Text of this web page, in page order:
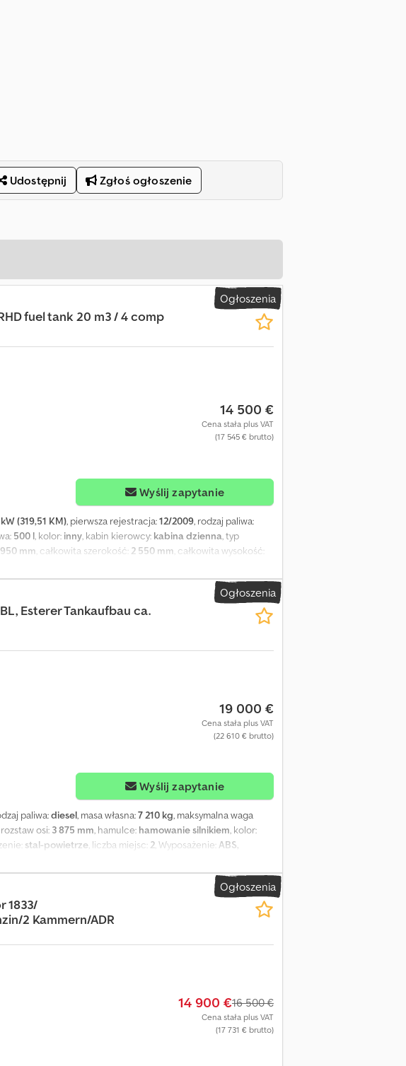
Udostępnij Zgłoś ogłoszenie
Ogłoszenia
fuel tank 20 m3 / 4 comp
14 500 €
Cena stała plus VAT
(17 545 € brutto)
Wyślij zapytanie
(319,51 KM), pierwsza rejestracja:12/2009, rodzaj paliwa:
500 l, kolor: inny, kabin kierowcy: kabina dzienna, typ
mm, całkowita szerokość: 2 550 mm, całkowita wysokość:
ADR: 2023-05-23 Klasy ADR: FL, AT Kod zbiornika ADR: LGBF
135 cm (2-3) Pojemność zbiornika paliwa: 500 L Zbiornik
komór (litry): 5000;5000;5000;5000 (nominalna) //
– marka i typ: hydrauliczna pompa rozładunkowa Wyłącznik:
robocze: 0,10 bar Paliwo: ✓ = Dodatkowe informacje =
315/70 R22.5 Oś przednia: skrętna; bieżnik lewy: 55%; bieżnik
bieżnik lewy zewn.: 25%; bieżnik prawy zewn.: 50%;
zawieszenie: pneumatyczne Wagi Masa własna: 9 000 kg
= Aby uzyskać więcej informacji na temat tej jednostki,
stronie: . Prosimy również nie zapomnieć zasubskrybować
ofercie.
Ogłoszenia
Esterer Tankaufbau ca.
19 000 €
Cena stała plus VAT
(22 610 € brutto)
Wyślij zapytanie
paliwa:diesel, masa własna:7 210 kg, maksymalna waga
rozstaw osi: 3 875 mm, hamulce: hamowanie silnikiem, kolor:
stal-powietrze, liczba miejsc: 2, Wyposażenie: ABS,
hałasu, podgrzewanie siedzenia, tempomat, wspomaganie
komfortowy, podgrzewanie fotela, elektryczne lusterka,
kół), ASR (system kontroli trakcji), stały ogranicznik
różnicowego, światła przeciwmgielne, skrzynka
podwozia, boczna osłona aluminiowa, luk dachowy,
i diesla z 2 komorami ok. 13.910 l (6950 l/6960 l). Skrzynia
WYPOSAŻENIU ORAZ AKCESORIACH PODANE BEZ
Ogłoszenia
1833/
2 Kammern/ADR
14 900 €16 500 €
Cena stała plus VAT
(17 731 € brutto)